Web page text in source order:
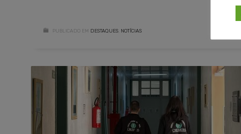
PUBLICADO EM DESTAQUES NOTÍCIAS